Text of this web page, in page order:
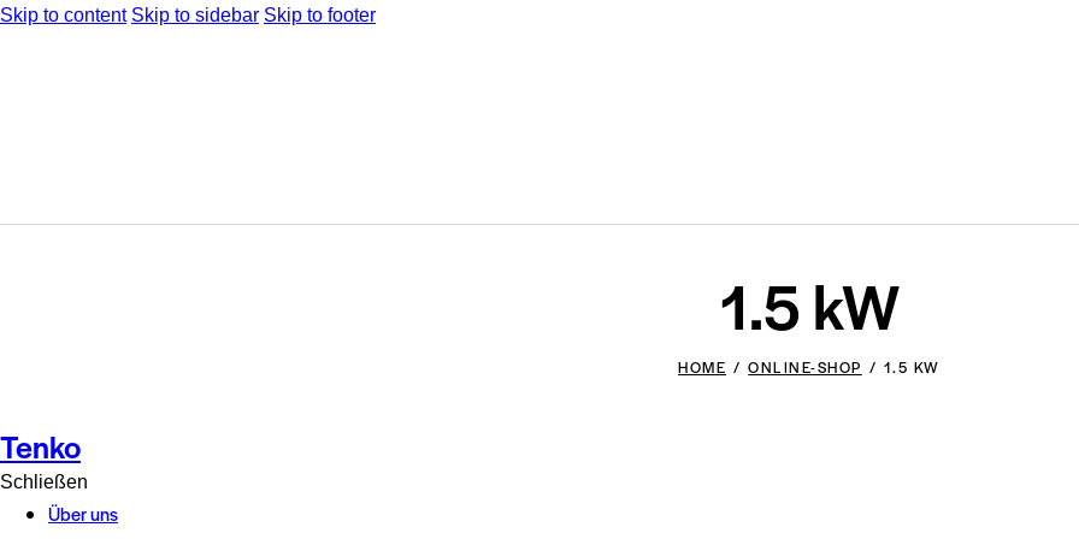
Skip to content Skip to sidebar Skip to footer
1.5 kW
HOME ONLINE-SHOP 1.5 KW
Tenko
Schließen
Über uns